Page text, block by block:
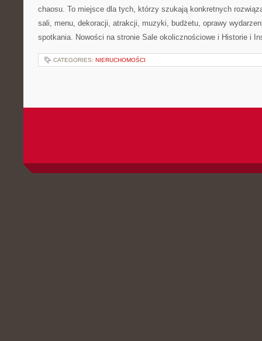
chaosu. To miejsce dla tych, którzy szukają konkretnych
sali, menu, dekoracji, atrakcji, muzyki, budżetu, oprawy
spotkania. Nowości na stronie Sale okolicznościowe i Historie i
CATEGORIES: NIERUCHOMOŚCI